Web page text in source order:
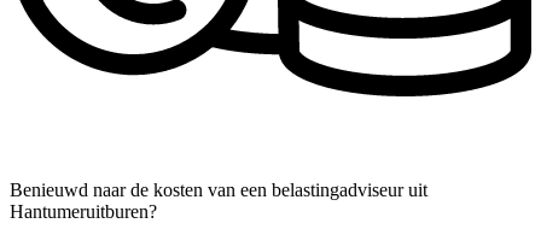
Benieuwd naar de kosten van een belastingadviseur uit
Hantumeruitburen?